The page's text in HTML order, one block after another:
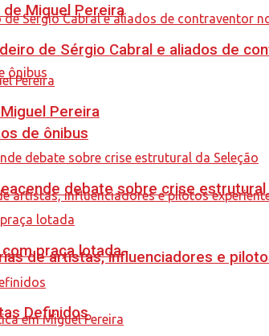
Miguel Pereira
de ônibus
de artistas, influenciadores e
de Sérgio Cabral e aliados de
Pereira
debate sobre crise
praça lotada
Definidos